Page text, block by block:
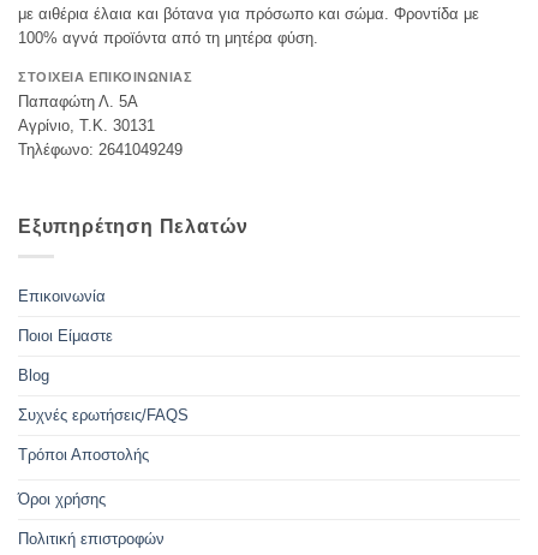
με αιθέρια έλαια και βότανα για πρόσωπο και σώμα. Φροντίδα με
100% αγνά προϊόντα από τη μητέρα φύση.
ΣΤΟΙΧΕΙΑ ΕΠΙΚΟΙΝΩΝΙΑΣ
Παπαφώτη Λ. 5Α
Αγρίνιο, Τ.Κ. 30131
Τηλέφωνο: 2641049249
Εξυπηρέτηση Πελατών
Επικοινωνία
Ποιοι Είμαστε
Blog
Συχνές ερωτήσεις/FAQS
Τρόποι Αποστολής
Όροι χρήσης
Πολιτική επιστροφών